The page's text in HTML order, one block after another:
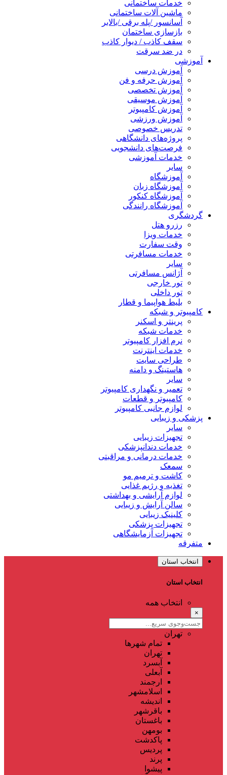
خدمات ساختمانی
ماشین آلات ساختمانی
آسانسور /پله برقی /بالابر
بازسازی ساختمان
سقف کاذب / دیوار کاذب
در ضد سرقت
آموزشی
آموزش درسی
آموزش حرفه و فن
آموزش تخصصی
آموزش موسیقی
آموزش کامپیوتر
آموزش ورزشی
تدریس خصوصی
پروژه‌های دانشگاهی
فرصت‌های دانشجویی
خدمات آموزشی
سایر
آموزشگاه
آموزشگاه زبان
آموزشگاه کنکور
آموزشگاه رانندگی
گردشگری
رزرو هتل
خدمات ویزا
وقت سفارت
خدمات مسافرتی
سایر
آژانس مسافرتی
تور خارجی
تور داخلی
بلیط هواپیما و قطار
کامپیوتر و شبکه
پرینتر و اسکنر
خدمات شبکه
نرم افزار کامپیوتر
خدمات اینترنت
طراحی سایت
هاستینگ و دامنه
سایر
تعمیر و نگهداری کامپیوتر
کامپیوتر و قطعات
لوازم جانبی کامپیوتر
پزشکی و زیبایی
سایر
تجهیزات زیبایی
خدمات دندانپزشکی
خدمات درمانی و مراقبتی
سمعک
کاشت و ترمیم مو
تغذیه و رژیم غذایی
لوازم آرایشی و بهداشتی
سالن آرایش و زیبایی
کلینیک زیبایی
تجهیزات پزشکی
تجهیزات آزمایشگاهی
متفرقه
انتخاب استان
انتخاب استان
انتخاب همه
×
تهران
تمام شهر‌ها
تهران
آبسرد
آبعلی
ارجمند
اسلامشهر
اندیشه
باقرشهر
باغستان
بومهن
پاکدشت
پردیس
پرند
پیشوا